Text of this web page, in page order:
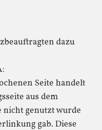
dazu
Seite handelt
aus dem
nicht genutzt wurde
gab. Diese